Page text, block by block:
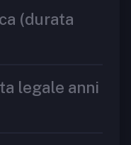
(durata
legale anni